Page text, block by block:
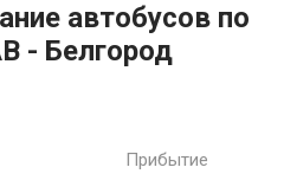
автобусов по
- Белгород
Прибытие